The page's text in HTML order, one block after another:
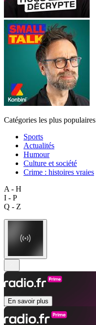
Catégories les plus populaires
Sports
Actualités
Humour
Culture et société
Crime : histoires vraies
A - H
I - P
Q - Z
En savoir plus